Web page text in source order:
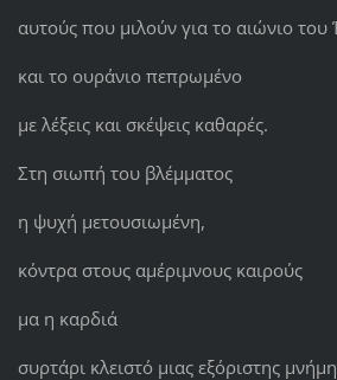
αυτούς που μιλούν για το αιώνιο
και το ουράνιο πεπρωμένο
με λέξεις και σκέψεις καθαρές.
Στη σιωπή του βλέμματος
η ψυχή μετουσιωμένη,
κόντρα στους αμέριμνους καιρούς
μα η καρδιά
συρτάρι κλειστό μιας εξόριστης